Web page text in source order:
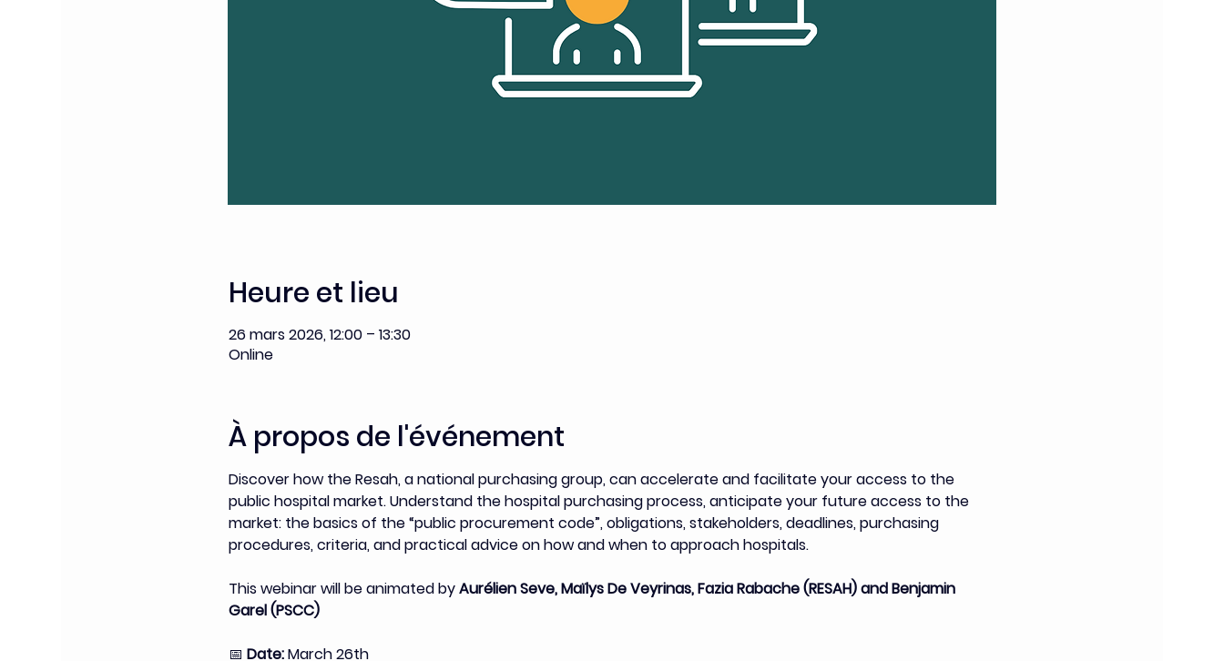
Heure et lieu
26 mars 2026, 12:00 – 13:30
Online
À propos de l'événement
Discover how the Resah, a national purchasing group, can accelerate and facilitate your access to the
public hospital market. Understand the hospital purchasing process, anticipate your future access to the
market: the basics of the “public procurement code”, obligations, stakeholders, deadlines, purchasing
procedures, criteria, and practical advice on how and when to approach hospitals.
This webinar will be animated by Aurélien Seve, Maïlys De Veyrinas, Fazia Rabache (RESAH) and Benjamin
Garel (PSCC)
📅 Date: March 26th